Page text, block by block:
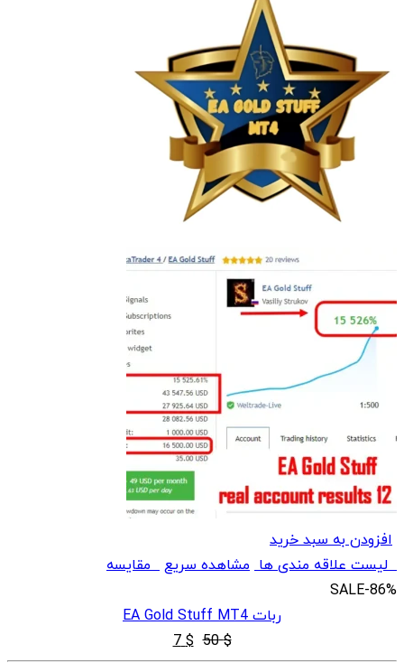
افزودن به سبد خرید
لیست علاقه مندی ها مشاهده سریعمقایسه
SALE-86%
ربات EA Gold Stuff MT4
$
50
قیمت
اصلی
$
7 قیمت
فعلی